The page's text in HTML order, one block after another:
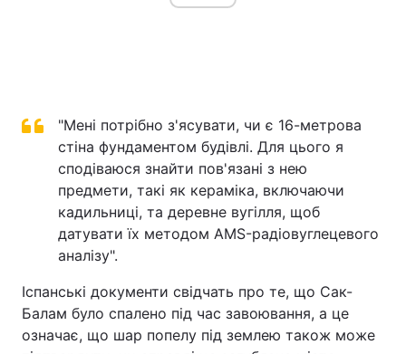
"Мені потрібно з'ясувати, чи є 16-метрова
стіна фундаментом будівлі. Для цього я
сподіваюся знайти пов'язані з нею
предмети, такі як кераміка, включаючи
кадильниці, та деревне вугілля, щоб
датувати їх методом AMS-радіовуглецевого
аналізу".
Іспанські документи свідчать про те, що Сак-
Балам було спалено під час завоювання, а це
означає, що шар попелу під землею також може